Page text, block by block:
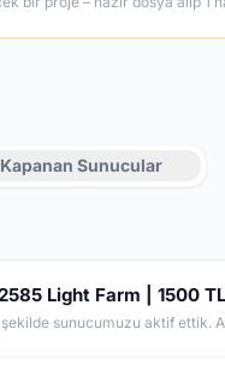
Kapanan Sunucular